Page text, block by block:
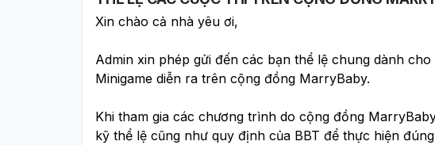
Xin chào cả nhà yêu ơi,
Admin xin phép gửi đến các bạn thể lệ chung dành
Minigame diễn ra trên cộng đồng MarryBaby.
Khi tham gia các chương trình do cộng đồng
kỹ thể lệ cũng như quy định của BBT để thực hiện